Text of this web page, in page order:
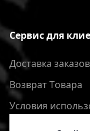
Сервис для
Доставка заказов
Bозврат Tовара
Условия
Политика